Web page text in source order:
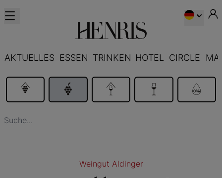
AKTUELLES ESSEN TRINKEN HOTEL CIRCLE
Weingut Aldinger